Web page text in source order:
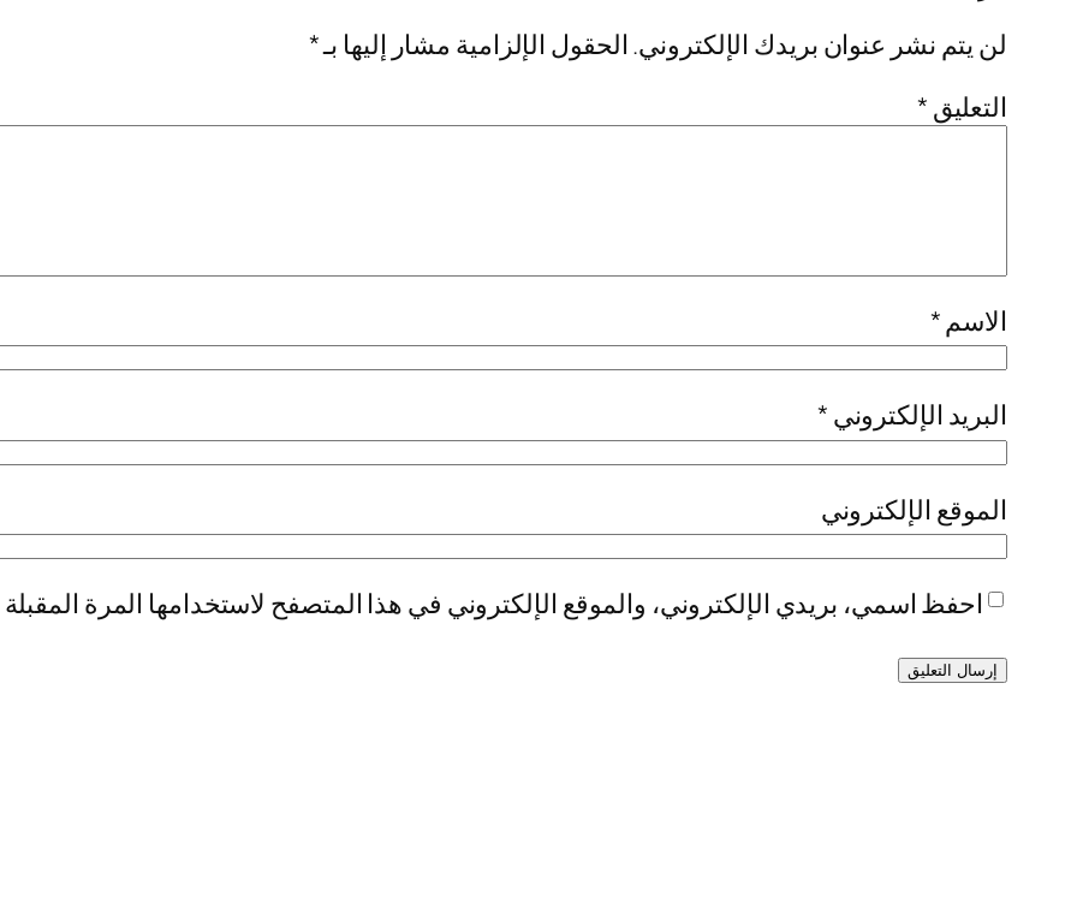
لن يتم نشر عنوان بريدك الإلكتروني. الحقول الإلزامية مشار إليها بـ*
التعليق *
الاسم *
البريد الإلكتروني *
الموقع الإلكتروني
احفظ اسمي، بريدي الإلكتروني، والموقع الإلكتروني في هذا المتصفح لاستخدامها المرة